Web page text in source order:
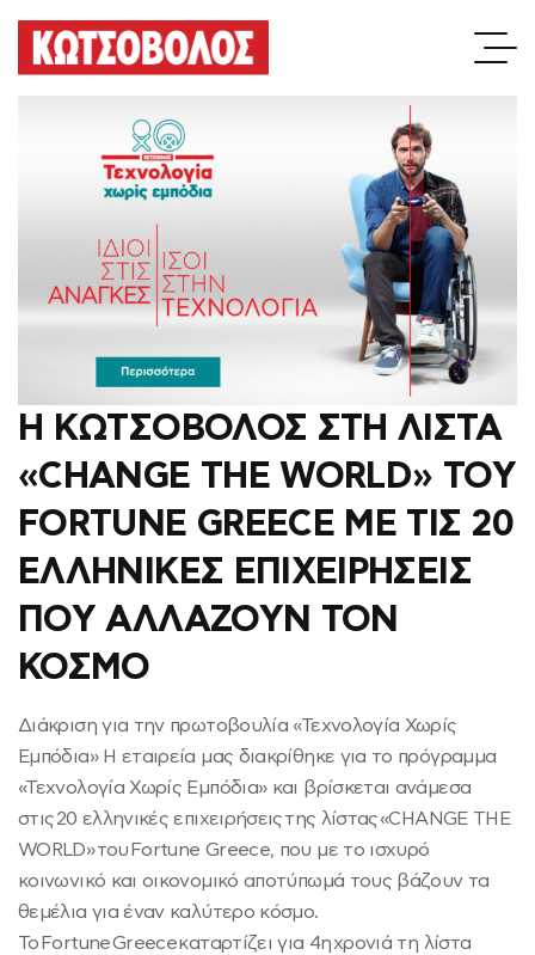
Η ΚΩΤΣΟΒΟΛΟΣ ΣΤΗ ΛΙΣΤΑ
«CHANGE THE WORLD» ΤΟΥ
FORTUNE GREECE ΜΕ ΤΙΣ 20
ΕΛΛΗΝΙΚΕΣ ΕΠΙΧΕΙΡΗΣΕΙΣ
ΠΟΥ ΑΛΛΑΖΟΥΝ ΤΟΝ
ΚΟΣΜΟ
Διάκριση για την πρωτοβουλία «Τεχνολογία Χωρίς
Εμπόδια» Η εταιρεία μας διακρίθηκε για το πρόγραμμα
«Τεχνολογία Χωρίς Εμπόδια» και βρίσκεται ανάμεσα
στις 20 ελληνικές επιχειρήσεις της λίστας «CHANGE THE
WORLD» του Fortune Greece, που με το ισχυρό
κοινωνικό και οικονομικό αποτύπωμά τους βάζουν τα
θεμέλια για έναν καλύτερο κόσμο.
Το Fortune Greece καταρτίζει για 4η χρονιά τη λίστα